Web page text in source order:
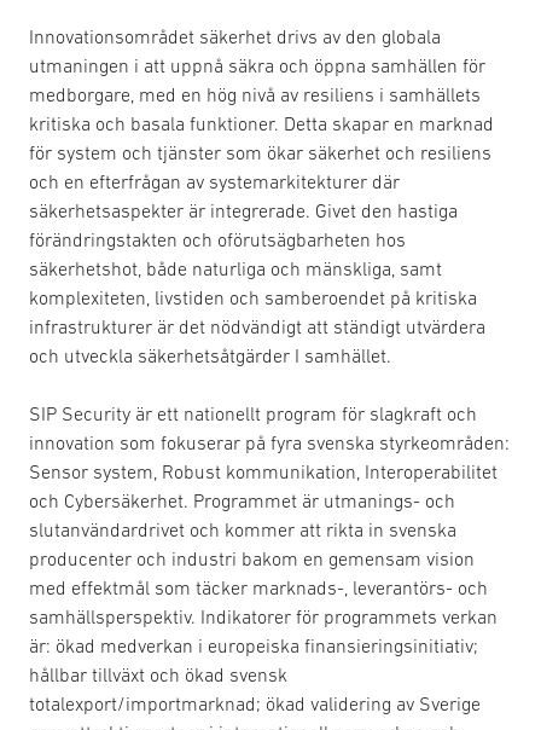
Innovationsområdet säkerhet drivs av den globala
utmaningen i att uppnå säkra och öppna samhällen för
medborgare, med en hög nivå av resiliens i samhällets
kritiska och basala funktioner. Detta skapar en marknad
för system och tjänster som ökar säkerhet och resiliens
och en efterfrågan av systemarkitekturer där
säkerhetsaspekter är integrerade. Givet den hastiga
förändringstakten och oförutsägbarheten hos
säkerhetshot, både naturliga och mänskliga, samt
komplexiteten, livstiden och samberoendet på kritiska
infrastrukturer är det nödvändigt att ständigt utvärdera
och utveckla säkerhetsåtgärder I samhället.
SIP Security är ett nationellt program för slagkraft och
innovation som fokuserar på fyra svenska styrkeområden:
Sensor system, Robust kommunikation, Interoperabilitet
och Cybersäkerhet. Programmet är utmanings- och
slutanvändardrivet och kommer att rikta in svenska
producenter och industri bakom en gemensam vision
med effektmål som täcker marknads-, leverantörs- och
samhällsperspektiv. Indikatorer för programmets verkan
är: ökad medverkan i europeiska finansieringsinitiativ;
hållbar tillväxt och ökad svensk
totalexport/importmarknad; ökad validering av Sverige